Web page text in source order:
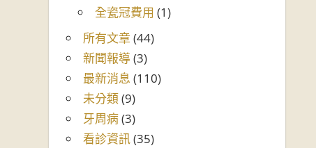
全瓷冠費用 (1)
所有文章(44)
新聞報導(3)
最新消息 (110)
未分類(9)
牙周病(3)
看診資訊(35)